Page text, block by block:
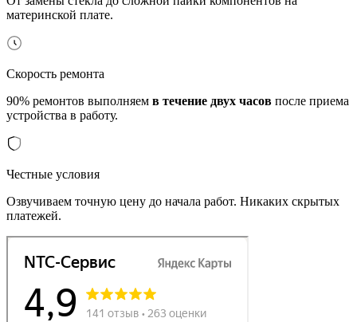
материнской плате.
Скорость ремонта
90% ремонтов выполняем в течение двух часов после приема
устройства в работу.
Честные условия
Озвучиваем точную цену до начала работ. Никаких скрытых
платежей.